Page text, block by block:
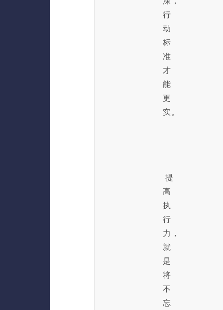
行
动
标
准
才
能
更
实。
提
高
执
行
力，
就
是
将
不
忘